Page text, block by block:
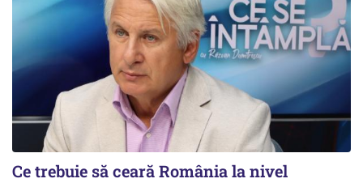
Ce trebuie să ceară România la nivel